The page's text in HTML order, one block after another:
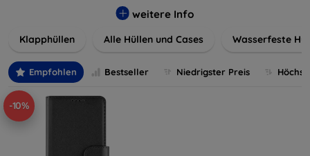
Farben, um Ihren persönlichen Stil perfekt zu
weitere Info
Klapphüllen Alle Hüllen und Cases Wasserfeste
Empfohlen Bestseller Niedrigster Preis
-10%